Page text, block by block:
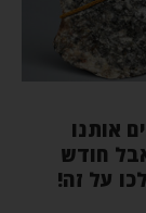
אותנו
חודש
על זה!